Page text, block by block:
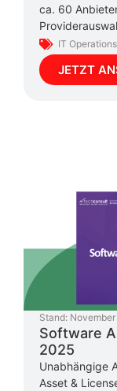
ca. 60
IT Operations
JETZT
Stand:
Software
2025
Unabhängige
Asset &